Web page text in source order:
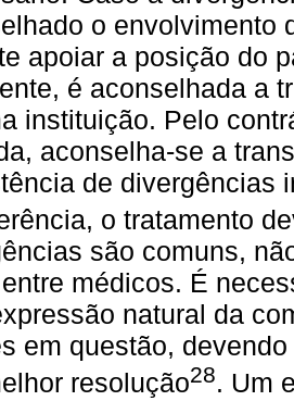
o envolvimento
apoiar a posição do
é aconselhada a
instituição. Pelo
aconselha-se a
de divergências
o tratamento
são comuns,
médicos. É
natural da
em questão,
resolução28. Um